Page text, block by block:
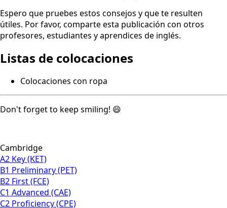
Espero que pruebes estos consejos y que te resulten
útiles. Por favor, comparte esta publicación con otros
profesores, estudiantes y aprendices de inglés.
Listas de colocaciones
Colocaciones con ropa
Don't forget to keep smiling! 😄
Cambridge
A2 Key (KET)
B1 Preliminary (PET)
B2 First (FCE)
C1 Advanced (CAE)
C2 Proficiency (CPE)